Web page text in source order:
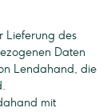
Lieferung des
Daten
Lendahand, die
mit